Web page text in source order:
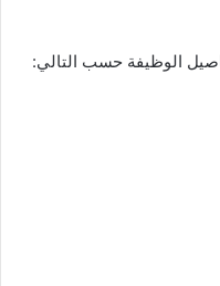
الوظيفة حسب التالي: